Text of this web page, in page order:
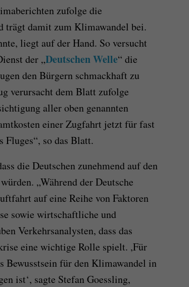
zufolge die
trägt damit zum Klimawandel bei.
liegt auf der Hand. So versucht
der „Deutschen Welle“ die
den Bürgern schmackhaft zu
verursacht dem Blatt zufolge
aller oben genannten
einer Zugfahrt jetzt für fast
Fluges“, so das Blatt.
die Deutschen zunehmend auf den
„Während der Deutsche
auf eine Reihe von Faktoren
sowie wirtschaftliche und
Verkehrsanalysten, dass das
eine wichtige Rolle spielt. ,Für
Bewusstsein für den Klimawandel in
ist‘, sagte Stefan Goessling,